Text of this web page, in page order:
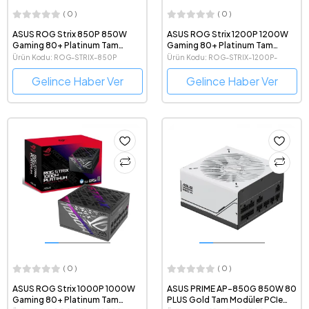
( 0 )
ASUS ROG Strix 850P 850W
Gaming 80+ Platinum Tam
Modüler ATX 3.1 Güç Kaynağı
Ürün Kodu: ROG-STRIX-850P
Gelince Haber Ver
( 0 )
ASUS ROG Strix 1200P 1200W
Gaming 80+ Platinum Tam
Modüler ATX 3.1 Güç Kaynağı
Ürün Kodu: ROG-STRIX-1200P-
GAMING
Gelince Haber Ver
( 0 )
ASUS ROG Strix 1000P 1000W
Gaming 80+ Platinum Tam
( 0 )
ASUS PRIME AP-850G 850W 80
PLUS Gold Tam Modüler PCIe